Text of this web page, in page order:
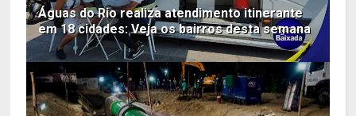
Águas do Rio realiza atendimento itinerante
em 18 cidades: Veja os bairros desta semana